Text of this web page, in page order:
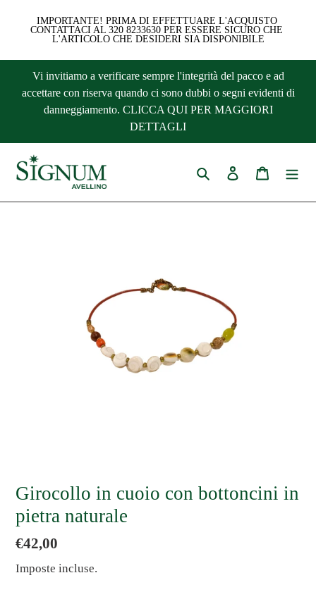
IMPORTANTE! PRIMA DI EFFETTUARE L'ACQUISTO
CONTATTACI AL 320 8233630 PER ESSERE SICURO CHE
L'ARTICOLO CHE DESIDERI SIA DISPONIBILE
direttamente
Vi invitiamo a verificare sempre l'integrità del pacco e ad
accettare con riserva quando ci sono dubbi o segni evidenti di
danneggiamento. CLICCA QUI PER MAGGIORI
DETTAGLI
Cerca Accedi Carrello
Girocollo in cuoio con bottoncini in
pietra naturale
Prezzo
di
€42,00
Imposte incluse.